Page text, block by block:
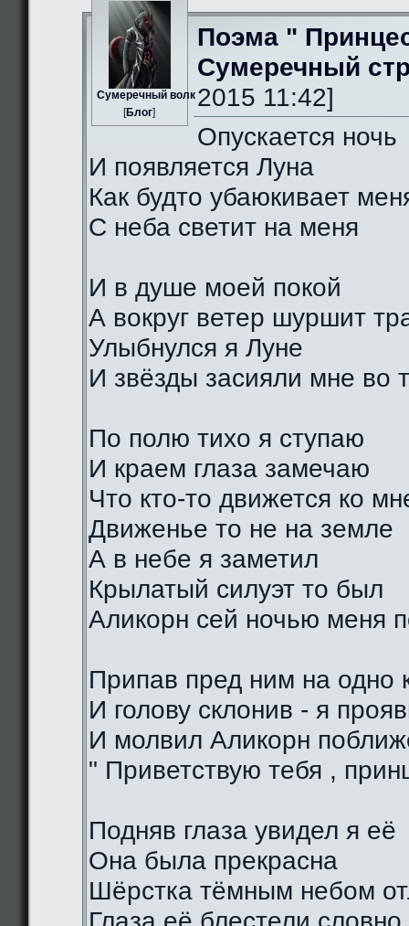
Сумеречный волк
[Блог]
Поэма "
Сумеречный
2015 11:42]
Опускается ночь
И появляется Луна
Как будто убаюкивает
С неба светит на меня
И в душе моей покой
А вокруг ветер шуршит
Улыбнулся я Луне
И звёзды засияли мне во
По полю тихо я ступаю
И краем глаза замечаю
Что кто-то движется ко
Движенье то не на земле
А в небе я заметил
Крылатый силуэт то был
Аликорн сей ночью меня
Припав пред ним на одно
И голову склонив - я
И молвил Аликорн
" Приветствую тебя ,
Подняв глаза увидел я её
Она была прекрасна
Шёрстка тёмным небом